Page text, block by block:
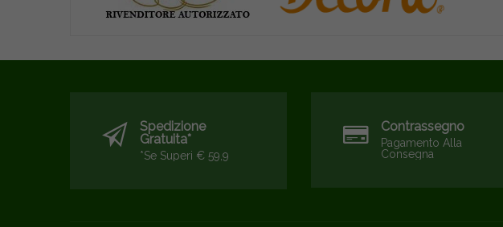
Spedizione
Gratuita*
*se Superi € 59,9
Contrassegno
Pagamento Alla
Consegna